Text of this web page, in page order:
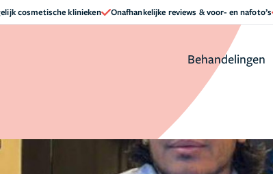
cosmetische klinieken Onafhankelijke reviews & voor- en nafoto’s
Behandelingen